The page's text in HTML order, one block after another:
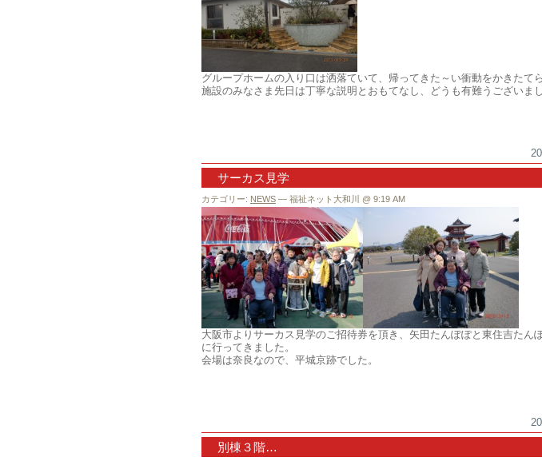
グループホームの入り口は洒落ていて、帰ってきた～い衝動をかきたてら
施設のみなさま先日は丁寧な説明とおもてなし、どうも有難うございまし
サーカス見学
カテゴリー: NEWS — 福祉ネット大和川 @ 9:19 AM
大阪市よりサーカス見学のご招待券を頂き、矢田たんぽぽと東住吉たん
に行ってきました。
会場は奈良なので、平城京跡でした。
別棟３階…